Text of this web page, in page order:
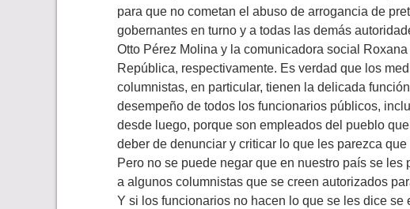
para que no cometan el abuso de arrogancia de
gobernantes en turno y a todas las demás
Otto Pérez Molina y la comunicadora social
República, respectivamente. Es verdad que los
columnistas, en particular, tienen la delicada
desempeño de todos los funcionarios públicos,
desde luego, porque son empleados del pueblo
deber de denunciar y criticar lo que les parezca
Pero no se puede negar que en nuestro país se
a algunos columnistas que se creen autorizados
Y si los funcionarios no hacen lo que se les dice